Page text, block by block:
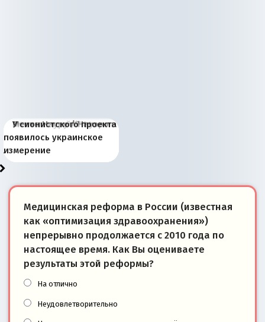
Киевская марионетка
Запада рассказала о
«переобувании» хозяев
В России назрели
перемены: 15 шагов к
суверенной экономике
Миграционный пожар
Европы
Россия начинает
сбрасывать балласт
Анкориджа
Россия зимой 1904
года: первые уступки во
внутренней политике
Русская нация вчера и
сегодня
Почему правый крах в
Варшаве не поможет её
отношениям с Россией?
Место Науру / Науэро в
современной истории
Южной Осетии
У сионистского проекта
появилось украинское
измерение
Медицинская реформа в России (известная
как «оптимизация здравоохранения»)
непрерывно продолжается с 2010 года по
настоящее время. Как Вы оцениваете
результаты этой реформы?
На отлично
Неудовлетворительно